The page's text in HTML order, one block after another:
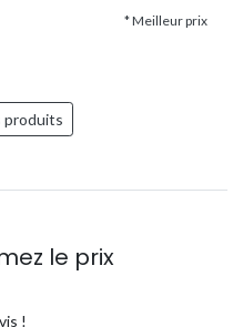
* Meilleur prix
produits
le prix
!